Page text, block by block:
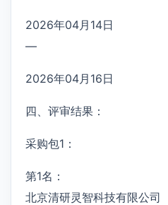
2026年04月14日
—
2026年04月16日
四、评审结果：
采购包1：
第1名：
北京清研灵智科技有限公司